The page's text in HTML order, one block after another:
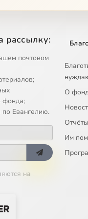
структурно-
структурно-
структурно-
структурно-
структурно-
к символу, 1
к символу, 3
к символу, 4
рассылку:
почтовом
фонда;
Евангелию.
на
О
Отчёты
Им